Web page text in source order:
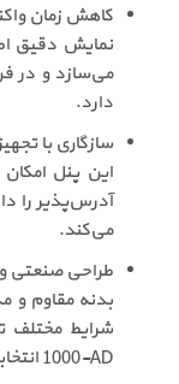
کاهش زمان
نمایش دقیق
می‌سازد و در
دارد.
سازگاری با
این پنل
آدرس‌پذیر را
می‌کند.
طراحی صنعتی و
بدنه مقاوم و
1000-AD انتخابی حرفه‌ای برای پروژه‌های حساس است.